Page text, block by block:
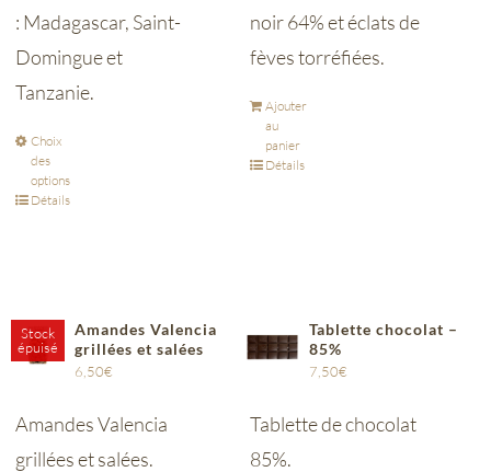
: Madagascar, Saint-
Domingue et
Tanzanie.
Choix
des
options
Détails
noir 64% et éclats de
fèves torréfiées.
Ajouter
au
panier
Détails
Stock
épuisé
Amandes Valencia
grillées et salées
6,50€
Amandes Valencia
grillées et salées.
Tablette chocolat –
85%
7,50€
Tablette de chocolat
85%.